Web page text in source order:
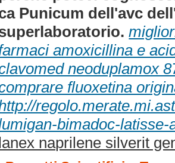
Punicum dell'avc
amoxicillina e
neoduplamox
fluoxetina
bimadoc-latisse-
naprilene silverit